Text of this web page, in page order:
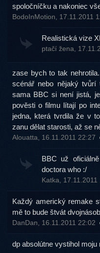
spoločníčku a nakoniec
BodoInMotion, 17.11.2011
Realistická vize
ptačí žena,
zase bych to tak
scénář nebo nějaký
sama BBC si není jistá,
pověsti o filmu lítají po
jedna, která tvrdila že v
zanu dělat starosti, až se
Alouatta, 16.11.2011 22:27
BBC už
doctora who :/
Katka, 17.11.2011
Každý americký remake
mě to bude štvát
DanDan, 16.11.2011 22:02
dp absolútne vystihol moju